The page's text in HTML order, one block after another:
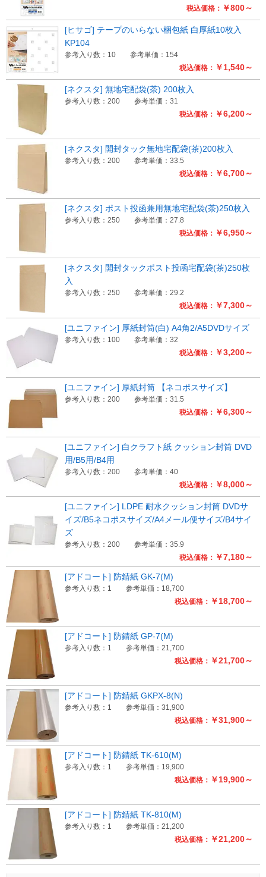
税込価格： ￥800～
税込価格： ￥1,540～
[ヒサゴ] テープのいらない梱包紙 白厚紙10枚入
KP104
参考入り数：10 参考単価：154
税込価格： ￥6,200～
[ネクスタ] 無地宅配袋(茶) 200枚入
参考入り数：200 参考単価：31
税込価格： ￥6,700～
[ネクスタ] 開封タック無地宅配袋(茶)200枚入
参考入り数：200 参考単価：33.5
税込価格： ￥6,950～
[ネクスタ] ポスト投函兼用無地宅配袋(茶)250枚入
参考入り数：250 参考単価：27.8
税込価格： ￥7,300～
[ネクスタ] 開封タックポスト投函宅配袋(茶)250枚
入
参考入り数：250 参考単価：29.2
税込価格： ￥3,200～
[ユニファイン] 厚紙封筒(白) A4角2/A5DVDサイズ
参考入り数：100 参考単価：32
税込価格： ￥6,300～
[ユニファイン] 厚紙封筒 【ネコポスサイズ】
参考入り数：200 参考単価：31.5
税込価格： ￥8,000～
[ユニファイン] 白クラフト紙 クッション封筒 DVD
用/B5用/B4用
参考入り数：200 参考単価：40
税込価格： ￥7,180～
[ユニファイン] LDPE 耐水クッション封筒 DVDサ
イズ/B5ネコポスサイズ/A4メール便サイズ/B4サイ
ズ
参考入り数：200 参考単価：35.9
税込価格： ￥18,700～
[アドコート] 防錆紙 GK-7(M)
参考入り数：1 参考単価：18,700
税込価格： ￥21,700～
[アドコート] 防錆紙 GP-7(M)
参考入り数：1 参考単価：21,700
税込価格： ￥31,900～
[アドコート] 防錆紙 GKPX-8(N)
参考入り数：1 参考単価：31,900
税込価格： ￥19,900～
[アドコート] 防錆紙 TK-610(M)
参考入り数：1 参考単価：19,900
税込価格： ￥21,200～
[アドコート] 防錆紙 TK-810(M)
参考入り数：1 参考単価：21,200